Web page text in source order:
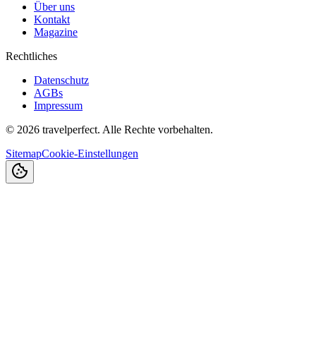
Über uns
Kontakt
Magazine
Rechtliches
Datenschutz
AGBs
Impressum
© 2026 travelperfect. Alle Rechte vorbehalten.
SitemapCookie-Einstellungen